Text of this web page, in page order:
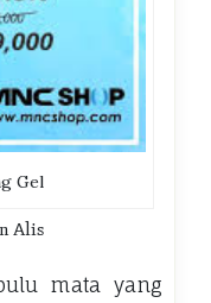
Gel
Alis
mata yang